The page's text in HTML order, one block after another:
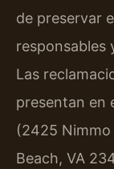
de preservar
responsables
Las
presentan en
(2425 Nimmo
Beach, VA